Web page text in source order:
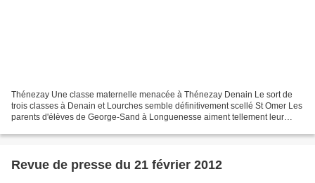
Thénezay Une classe maternelle menacée à Thénezay Denain Le sort de
trois classes à Denain et Lourches semble définitivement scellé St Omer Les
parents d'élèves de George-Sand à Longuenesse aiment tellement leur
Revue de presse du 21 février 2012